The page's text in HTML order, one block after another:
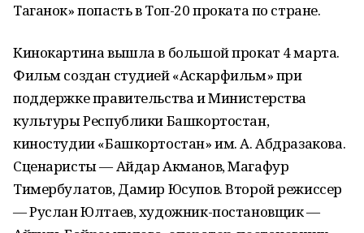
Таганок» попасть в Топ-20 проката по стране.
Кинокартина вышла в большой прокат 4 марта.
Фильм создан студией «Аскарфильм» при
поддержке правительства и Министерства
культуры Республики Башкортостан,
киностудии «Башкортостан» им. А. Абдразакова.
Сценаристы — Айдар Акманов, Магафур
Тимербулатов, Дамир Юсупов. Второй режиссер
— Руслан Юлтаев, художник-постановщик —